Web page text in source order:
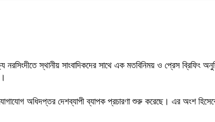
নরসিংদীতে স্থানীয় সাংবাদিকদের সাথে এক মতবিনিময় ও প্রেস ব্রিফিং
অধিদপ্তর দেশব্যাপী ব্যাপক প্রচারণা শুরু করেছে। এর অংশ